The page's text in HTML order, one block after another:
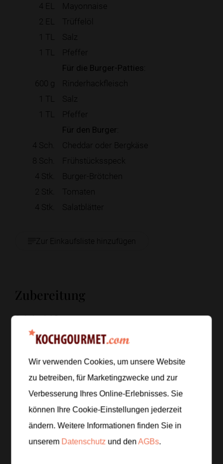
4 EL
Mayonnaise
2 EL
Trüffelöl
1 TL
Salz
1 TL Pfeffer
Für die Burger-Patties:
600 g
Rinderhackfleisch
1 TL
Salz
1 TL Pfeffer
Für den Burger:
4 Sch.
Cheddar oder Bergkäse
8 Sch.
Frühstücksspeck
4 Stk.
Burger-Brötchen
2 Stk.
Tomaten
4 Stk. Salatblätter
Zur Einkaufsliste hinzufügen
Zubereitung
Schritt 1/8
Verrühre Mayonnaise, Trüffelöl, Salz und Pfeffer zu
einer glatten Creme. Stelle die Sauce bis zum
Servieren kalt.
Forme daraus vier gleich große Patties.
Schritt 3/8
Wir verwenden Cookies, um unsere Website
zu betreiben, für Marketingzwecke und zur
Verbesserung Ihres Online-Erlebnisses. Sie
können Ihre Cookie-Einstellungen jederzeit
ändern. Weitere Informationen finden Sie in
unserem Datenschutz und denAGBs.